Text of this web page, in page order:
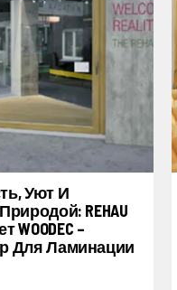
Уют И
REHAU
WOODEC –
Для Ламинации